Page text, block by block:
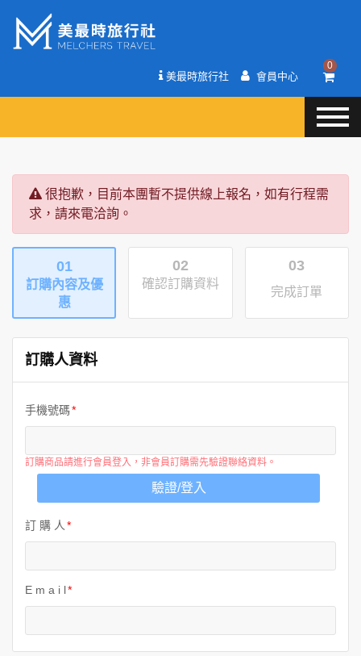
美最時旅行社 會員中心
0
很抱歉，目前本團暫不提供線上報名，如有行程需
求，請來電洽詢。
01
訂購內容及優
惠
02
確認訂購資料
03
完成訂單
訂購人資料
手機號碼
訂購商品請進行會員登入，非會員訂購需先驗證聯絡資料。
驗證/登入
訂 購 人
E m a i l